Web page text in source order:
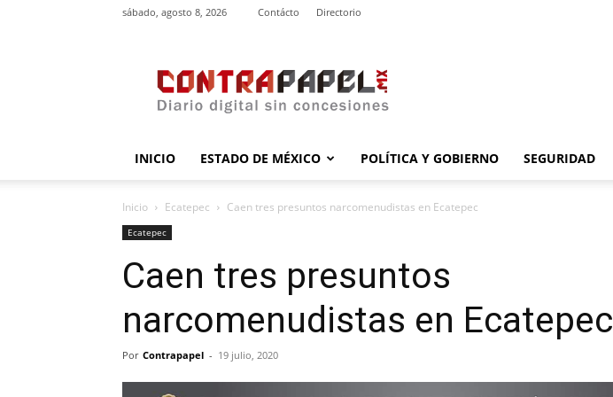
sábado, agosto 8, 2026 Contácto Directorio
INICIO ESTADO DE MÉXICO POLÍTICA Y GOBIERNO SEGURIDAD
Inicio Ecatepec Caen tres presuntos narcomenudistas en Ecatepec
Ecatepec
Caen tres presuntos
narcomenudistas en Ecatepec
Por Contrapapel - 19 julio, 2020